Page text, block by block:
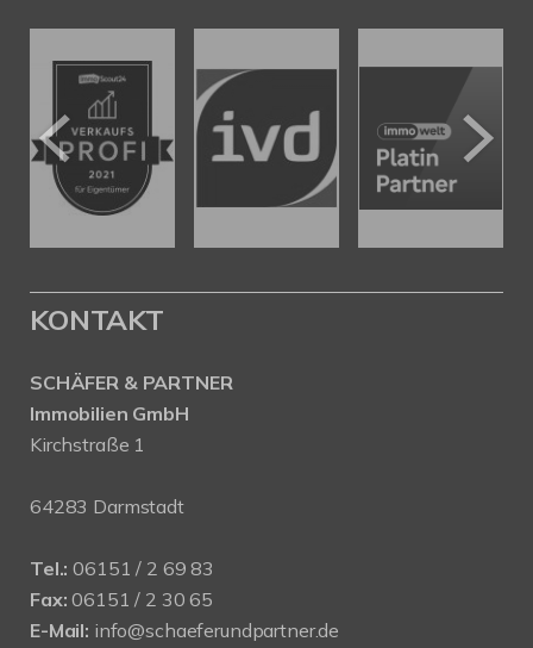
KONTAKT
SCHÄFER & PARTNER
Immobilien GmbH
Kirchstraße 1
64283 Darmstadt
Tel.: 06151 / 2 69 83
Fax: 06151 / 2 30 65
E-Mail: info@schaeferundpartner.de